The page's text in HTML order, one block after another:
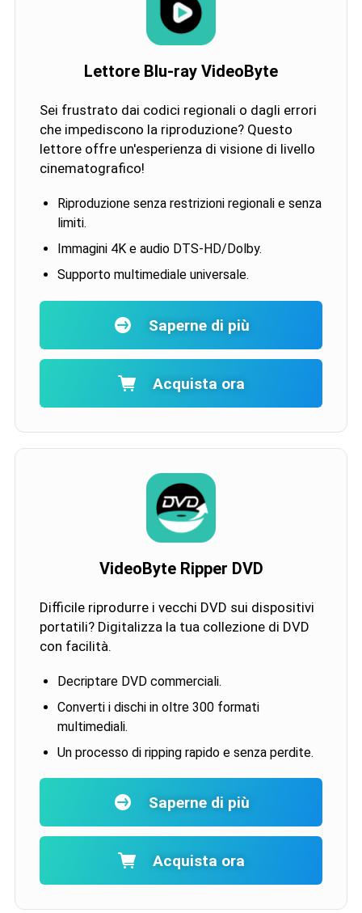
Lettore Blu-ray VideoByte
Sei frustrato dai codici regionali o dagli errori
che impediscono la riproduzione? Questo
lettore offre un'esperienza di visione di livello
cinematografico!
Riproduzione senza restrizioni regionali e senza
limiti.
Immagini 4K e audio DTS-HD/Dolby.
Supporto multimediale universale.
Saperne di più
Acquista ora
VideoByte Ripper DVD
Difficile riprodurre i vecchi DVD sui dispositivi
portatili? Digitalizza la tua collezione di DVD
con facilità.
Decriptare DVD commerciali.
Converti i dischi in oltre 300 formati
multimediali.
Un processo di ripping rapido e senza perdite.
Saperne di più
Acquista ora